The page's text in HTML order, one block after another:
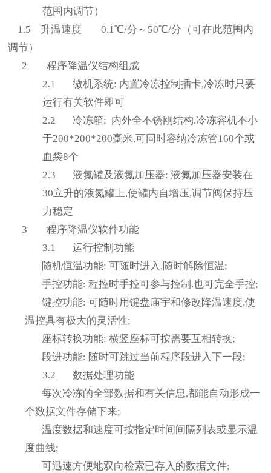
范围内调节）
1.5
升温速度 0.1℃/分～ 50℃/分（可在此范围内
调节）
2
程序降温仪结构组成
2.1
微机系统: 内置冷冻控制插卡,冷冻时只要
运行有关软件即可
2.2
冷冻箱: 内外全不锈刚结构.冷冻容机不小
于200*200*200毫米.可同时容纳冷冻管160个或
血袋8个
2.3
液氮罐及液氮加压器:液氮加压器安装在
30立升的液氮罐上,使罐内自增压,调节阀保持压
力稳定
3
程序降温仪软件功能
3.1
运行控制功能
随机恒温功能: 可随时进入 ,随时解除恒温;
手控功能:程控时手控可参与控制 .也可完全手控;
键控功能: 可随时用键盘庙宇和修改降温速度.使
温控具有极大的灵活性;
座标转换功能:横竖座标可按需要互相转换;
段进功能: 随时可跳过当前程序段进入下一段;
3.2
数据处理功能
每次冷冻的全部数据和有关信息,都能自动形成一
个数据文件存储下来;
温度数据和速度可按指定时间间隔列表或显示温
度曲线;
可迅速方便地双向检索已存入的数据文件;